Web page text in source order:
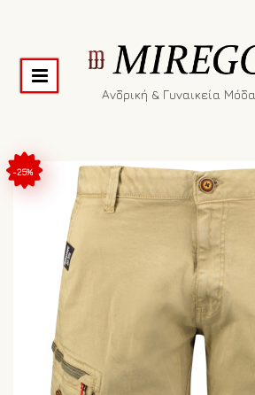
Ανδρική & Γυναικεία Μόδα
-25%